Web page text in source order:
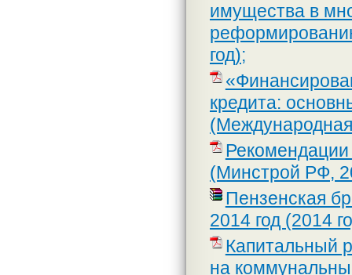
имущества в
год);
кредита:
(Минстрой РФ,
Пензенская
2014 год (2014
Капитальный
на